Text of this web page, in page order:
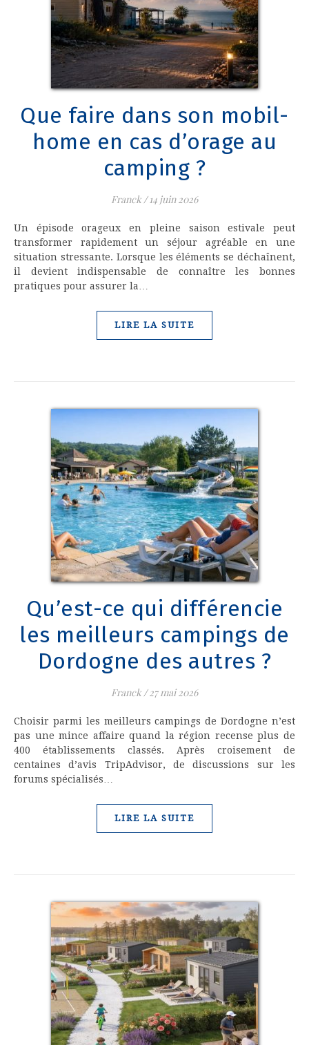
Que faire dans son mobil-
home en cas d’orage au
camping ?
Franck/ 14 juin 2026
Un épisode orageux en pleine saison estivale peut
transformer rapidement un séjour agréable en une
situation stressante. Lorsque les éléments se déchaînent,
il devient indispensable de connaître les bonnes
pratiques pour assurer la…
LIRE LA SUITE
Qu’est-ce qui différencie
les meilleurs campings de
Dordogne des autres ?
Franck/ 27 mai 2026
Choisir parmi les meilleurs campings de Dordogne n’est
pas une mince affaire quand la région recense plus de
400 établissements classés. Après croisement de
centaines d’avis TripAdvisor, de discussions sur les
forums spécialisés…
LIRE LA SUITE